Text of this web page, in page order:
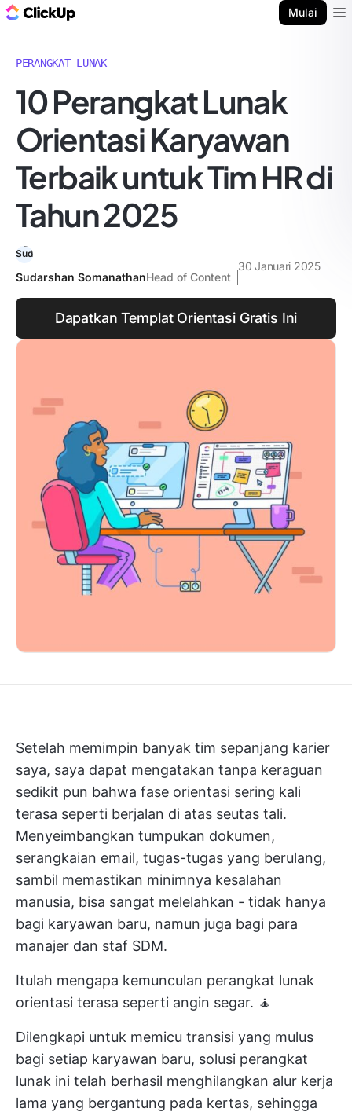
Mulai
PERANGKAT LUNAK
10 Perangkat Lunak
Orientasi Karyawan
Terbaik untuk Tim HR di
Tahun 2025
Sudarshan SomanathanHead of Content
30 Januari 2025
Dapatkan Templat Orientasi Gratis Ini
Setelah memimpin banyak tim sepanjang karier
saya, saya dapat mengatakan tanpa keraguan
sedikit pun bahwa fase orientasi sering kali
terasa seperti berjalan di atas seutas tali.
Menyeimbangkan tumpukan dokumen,
serangkaian email, tugas-tugas yang berulang,
sambil memastikan minimnya kesalahan
manusia, bisa sangat melelahkan - tidak hanya
bagi karyawan baru, namun juga bagi para
manajer dan staf SDM.
Itulah mengapa kemunculan perangkat lunak
orientasi terasa seperti angin segar. 🧘
Dilengkapi untuk memicu transisi yang mulus
bagi setiap karyawan baru, solusi perangkat
lunak ini telah berhasil menghilangkan alur kerja
lama yang bergantung pada kertas, sehingga